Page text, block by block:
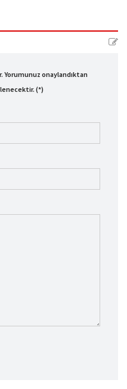
Yorumunuz onaylandıktan
(*)